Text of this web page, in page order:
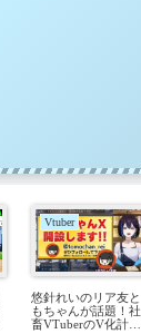
Vtuber
悠針れいのリア友と
もちゃんが話題！社
畜VTuberのV化計画